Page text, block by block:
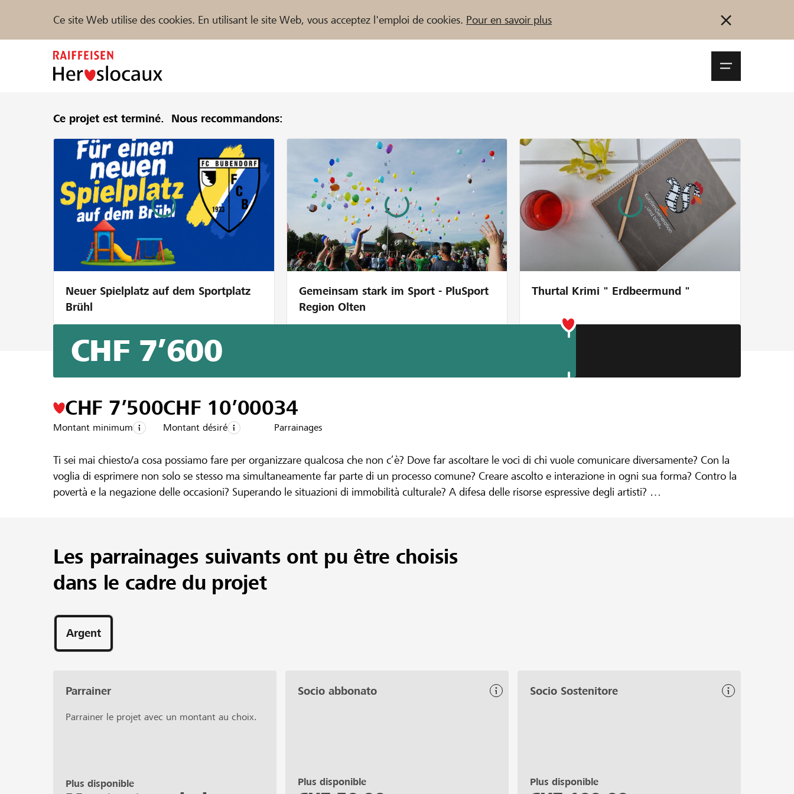
Ce site Web utilise des cookies. En utilisant le site Web, vous acceptez l'emploi de cookies. Pour en savoir plus
Parrainer Soutien & assistance Partenaires / Banques Raiffeisen
Trouvez des projets et des organisations Démarrez maintenant
FR IT
Ce projet est terminé. Nous recommandons:
Neuer Spielplatz auf dem Sportplatz
Brühl
Gemeinsam stark im Sport - PluSport
Region Olten
Thurtal Krimi " Erdbeermund "
Progetto editoriale VISION MAGAZINE
Un projet de la région de laBanque Raiffeisen Colline del Ceresio
Ti sei mai chiesto/a cosa possiamo fare per organizzare qualcosa che non c’è? Dove far ascoltare le voci di chi vuole comunicare diversamente? Con la
voglia di esprimere non solo se stesso ma simultaneamente far parte di un processo comune? Creare ascolto e interazione in ogni sua forma? Contro la
povertà e la negazione delle occasioni? Superando le situazioni di immobilità culturale? A difesa delle risorse espressive degli artisti?
CHF 7’600
CHF 7’500
Montant minimum
CHF 10’000
Montant désiré
34
Parrainages
Les parrainages suivants ont pu être choisis
dans le cadre du projet
Argent
Parrainer
Parrainer le projet avec un montant au choix.
Plus disponible
Socio abbonato
Plus disponible
Socio Sostenitore
Plus disponible